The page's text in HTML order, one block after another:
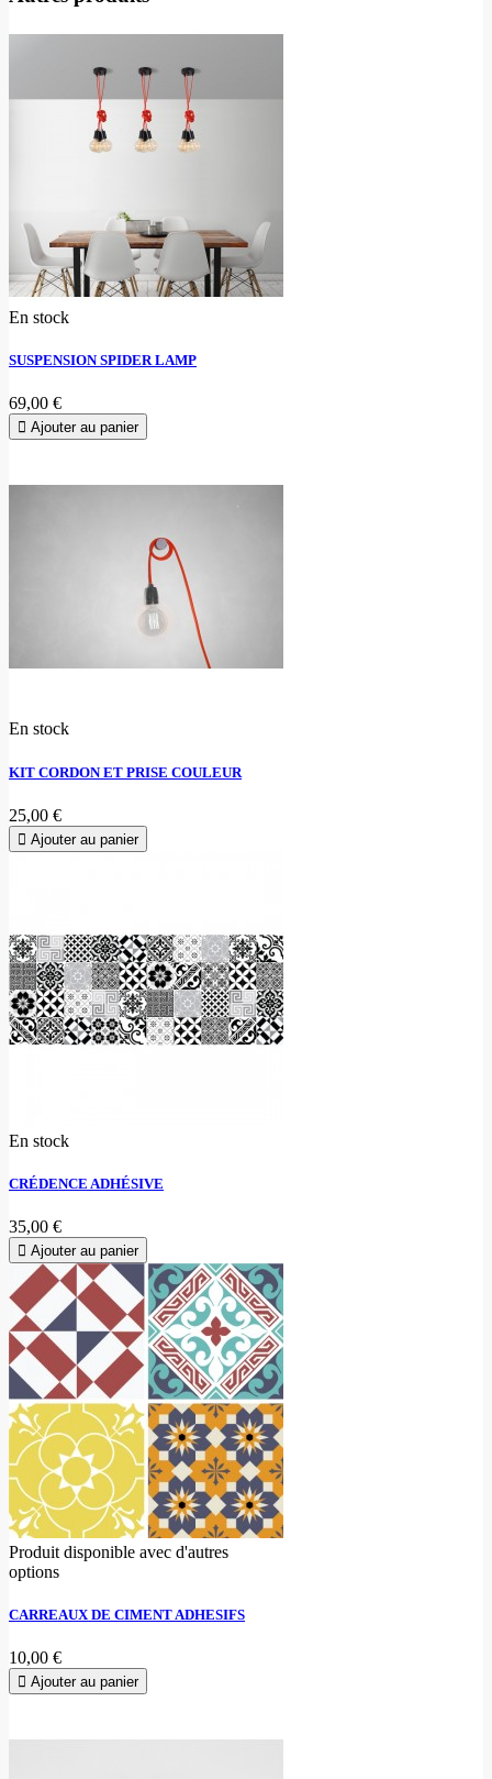
En stock
SUSPENSION SPIDER LAMP
69,00 €
Ajouter au panier
En stock
KIT CORDON ET PRISE COULEUR
25,00 €
Ajouter au panier
En stock
CRÉDENCE ADHÉSIVE
35,00 €
Ajouter au panier
Produit disponible avec d'autres
options
CARREAUX DE CIMENT ADHESIFS
10,00 €
Ajouter au panier